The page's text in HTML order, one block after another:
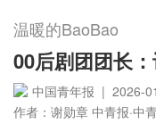
温暖的BaoBao
00后剧团团长
中国青年报 | 2026-
作者：谢勋章 中青报·中